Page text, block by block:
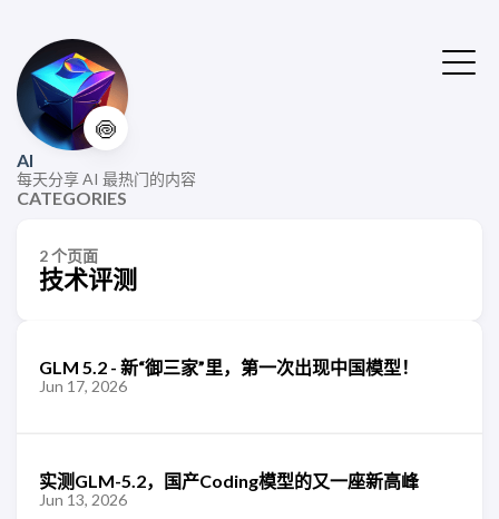
🍥
AI
每天分享 AI 最热门的内容
CATEGORIES
2 个页面
技术评测
GLM 5.2 - 新“御三家”里，第一次出现中国模型！
Jun 17, 2026
实测GLM-5.2，国产Coding模型的又一座新高峰
Jun 13, 2026